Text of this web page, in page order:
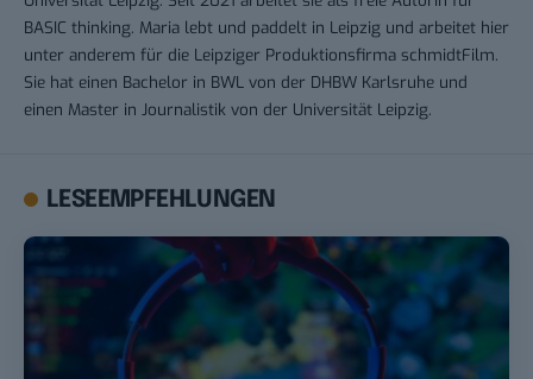
BASIC thinking. Maria lebt und paddelt in Leipzig und arbeitet hier
unter anderem für die Leipziger Produktionsfirma schmidtFilm.
Sie hat einen Bachelor in BWL von der DHBW Karlsruhe und
einen Master in Journalistik von der Universität Leipzig.
LESEEMPFEHLUNGEN